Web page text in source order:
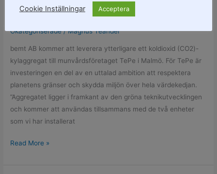
grönare kyla
Okategoriserade/Magnus Teander
bemt AB kommer att leverera ytterligare ett koldioxid (CO2)-
kylaggregat till munvårdsföretaget TePe i Malmö. För TePe är
investeringen en del av en uttalad ambition att respektera
planetens gränser och skydda miljön över hela värdekedjan.
”Aggregatet ligger i framkant av den gröna teknikutvecklingen
och kommer att användas tillsammans med de två enheter
som vi har installerat
Read More »
Cookie Inställningar Acceptera